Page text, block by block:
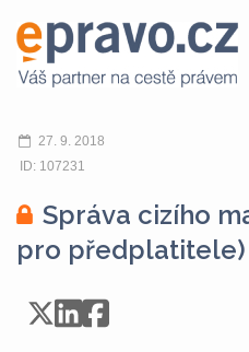
27. 9. 2018
ID: 107231
Správa cizího
pro předplatitele)